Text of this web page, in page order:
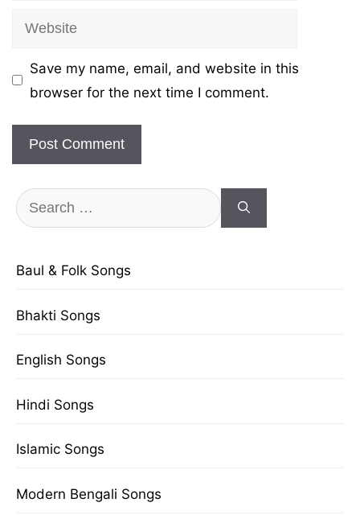
Website
Save my name, email, and website in this
browser for the next time I comment.
Search
for:
Baul & Folk Songs
Bhakti Songs
English Songs
Hindi Songs
Islamic Songs
Modern Bengali Songs